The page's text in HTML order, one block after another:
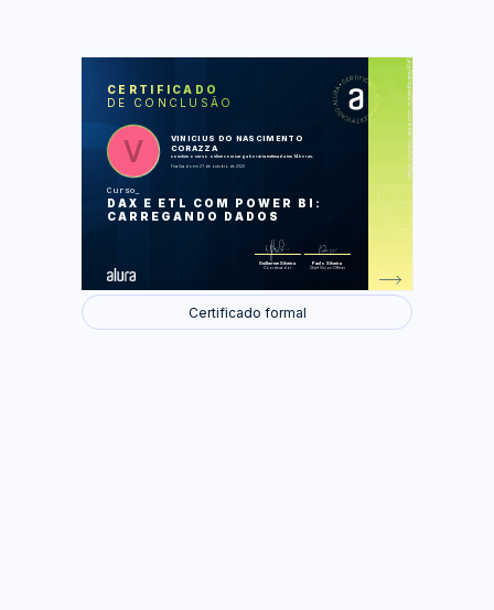
CERTIFICADO
DE CONCLUSÃO
VINICIUS DO NASCIMENTO
CORAZZA
concluiu o curso online com carga horária estimada em 14 horas.
Finalizado em 27 de outubro de 2020
Curso
DAX E ETL COM POWER BI:
CARREGANDO DADOS
Guilherme Silveira
Coordenador
Paulo Silveira
Chief Vision Officer
https://cursos.alura.com.br/certificate/4bf7ff42-5f7b-4ca2-abc1-9a9d0b2c09e8
LAS
Entendendo processo de ETL
Leitura de dados
Modelagem e primeiro contato com
Foram feitas 74 de 74 atividades.
Certificado formal